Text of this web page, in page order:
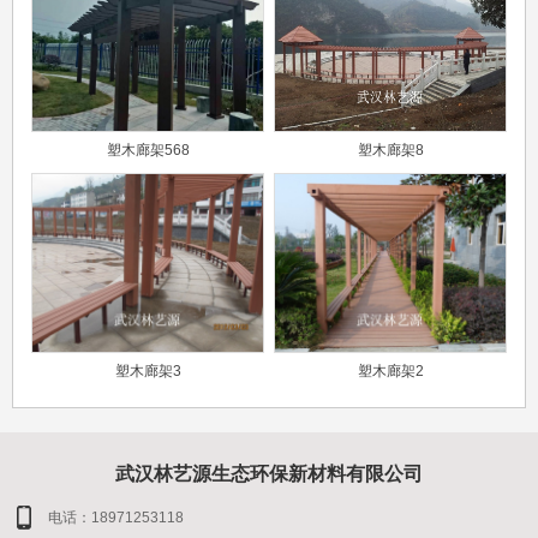
塑木廊架568 塑木廊架8
塑木廊架3 塑木廊架2
武汉林艺源生态环保新材料有限公司
电话：18971253118